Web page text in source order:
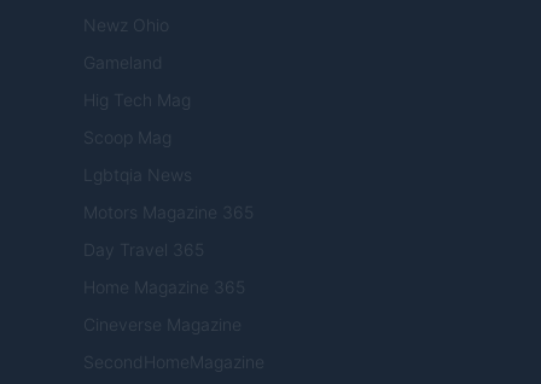
Newz Ohio
Gameland
Hig Tech Mag
Scoop Mag
Lgbtqia News
Motors Magazine 365
Day Travel 365
Home Magazine 365
Cineverse Magazine
SecondHomeMagazine